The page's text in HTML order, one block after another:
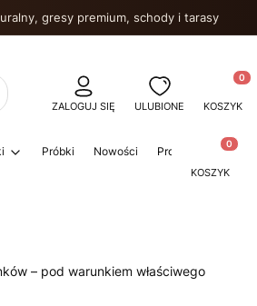
gresy premium, schody i tarasy
ZALOGUJ SIĘ ULUBIONE KOSZYK
Próbki Nowości PromocjeProdukty
KOSZYK
– pod warunkiem właściwego